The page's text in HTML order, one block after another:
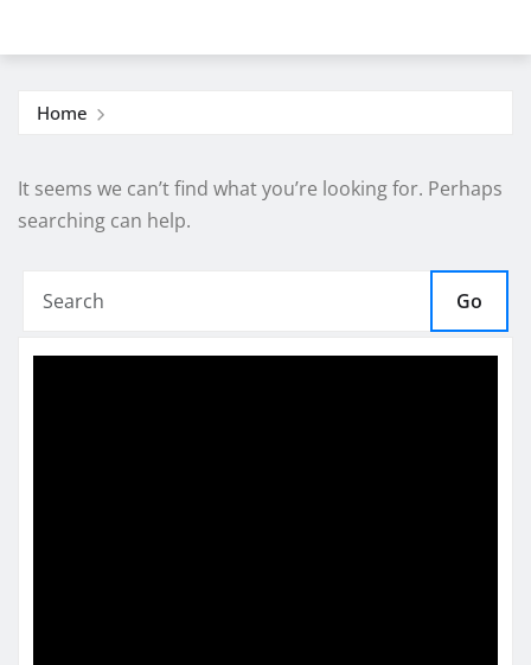
Home
It seems we can’t find what you’re looking for. Perhaps
searching can help.
Go